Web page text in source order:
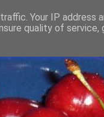
Your IP address
quality of service,